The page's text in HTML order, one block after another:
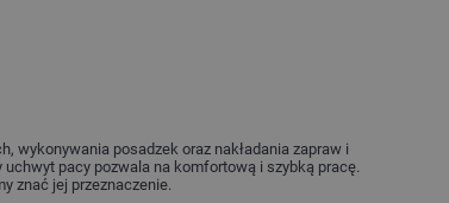
wykonywania posadzek oraz nakładania zapraw i
pacy pozwala na komfortową i szybką pracę.
znać jej przeznaczenie.